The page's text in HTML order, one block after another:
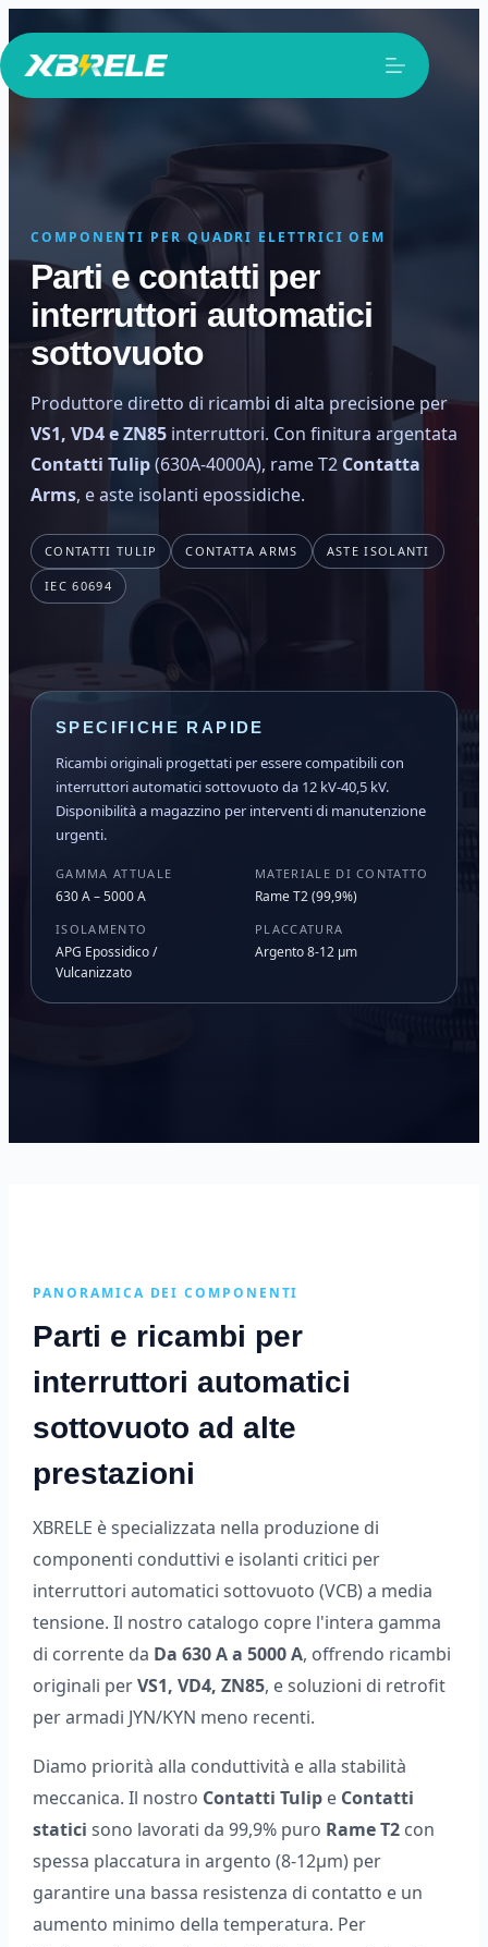
Salta
al
contenuto
COMPONENTI PER QUADRI ELETTRICI OEM
Parti e contatti per
interruttori automatici
sottovuoto
Produttore diretto di ricambi di alta precisione per
VS1, VD4 e ZN85 interruttori. Con finitura argentata
Contatti Tulip(630A-4000A), rame T2 Contatta
Arms, e aste isolanti epossidiche.
CONTATTI TULIP CONTATTA ARMS ASTE ISOLANTI
IEC 60694
SPECIFICHE RAPIDE
Ricambi originali progettati per essere compatibili con
interruttori automatici sottovuoto da 12 kV-40,5 kV.
Disponibilità a magazzino per interventi di manutenzione
urgenti.
GAMMA ATTUALE
630 A – 5000 A
MATERIALE DI CONTATTO
Rame T2 (99,9%)
ISOLAMENTO
APG Epossidico /
Vulcanizzato
PLACCATURA
Argento 8-12 μm
PANORAMICA DEI COMPONENTI
Parti e ricambi per
interruttori automatici
sottovuoto ad alte
prestazioni
XBRELE è specializzata nella produzione di
componenti conduttivi e isolanti critici per
interruttori automatici sottovuoto (VCB) a media
tensione. Il nostro catalogo copre l'intera gamma
di corrente da Da 630 A a 5000 A, offrendo ricambi
originali perVS1, VD4, ZN85, e soluzioni di retrofit
per armadi JYN/KYN meno recenti.
Diamo priorità alla conduttività e alla stabilità
meccanica. Il nostro Contatti Tulip e Contatti
statici sono lavorati da 99,9% puro Rame T2 con
spessa placcatura in argento (8-12μm) per
garantire una bassa resistenza di contatto e un
aumento minimo della temperatura. Per